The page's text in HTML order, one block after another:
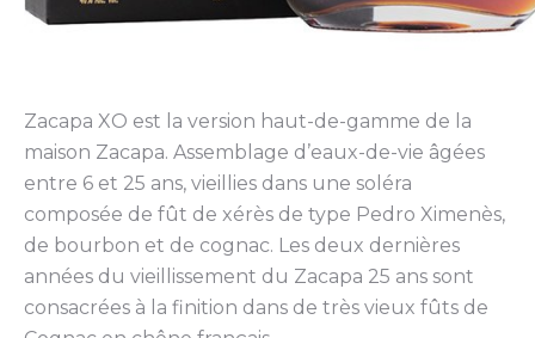
Zacapa XO est la version haut-de-gamme de la
maison Zacapa. Assemblage d’eaux-de-vie âgées
entre 6 et 25 ans, vieillies dans une soléra
composée de fût de xérès de type Pedro Ximenès,
de bourbon et de cognac. Les deux dernières
années du vieillissement du Zacapa 25 ans sont
consacrées à la finition dans de très vieux fûts de